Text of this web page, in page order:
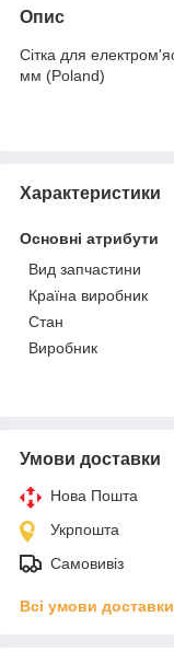
Опис
Сітка для
мм (Poland)
Характеристики
Основні атрибути
Вид запчастини
Країна виробник
Стан
Виробник
Умови доставки
Нова Пошта
Укрпошта
Самовивіз
Всі умови доставки